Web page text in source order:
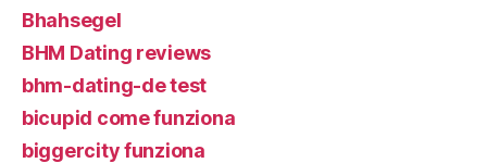
Bhahsegel
BHM Dating reviews
bhm-dating-de test
bicupid come funziona
biggercity funziona